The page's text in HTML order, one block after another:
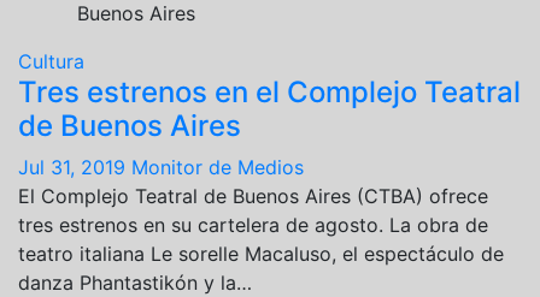
Buenos Aires
Cultura
Tres estrenos en el Complejo Teatral
de Buenos Aires
Jul 31, 2019 Monitor de Medios
El Complejo Teatral de Buenos Aires (CTBA) ofrece
tres estrenos en su cartelera de agosto. La obra de
teatro italiana Le sorelle Macaluso, el espectáculo de
danza Phantastikón y la…